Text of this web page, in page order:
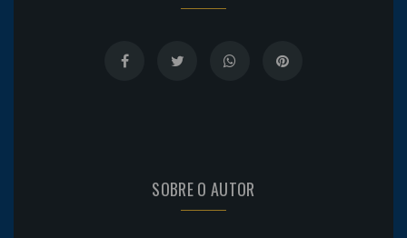
SOBRE O AUTOR